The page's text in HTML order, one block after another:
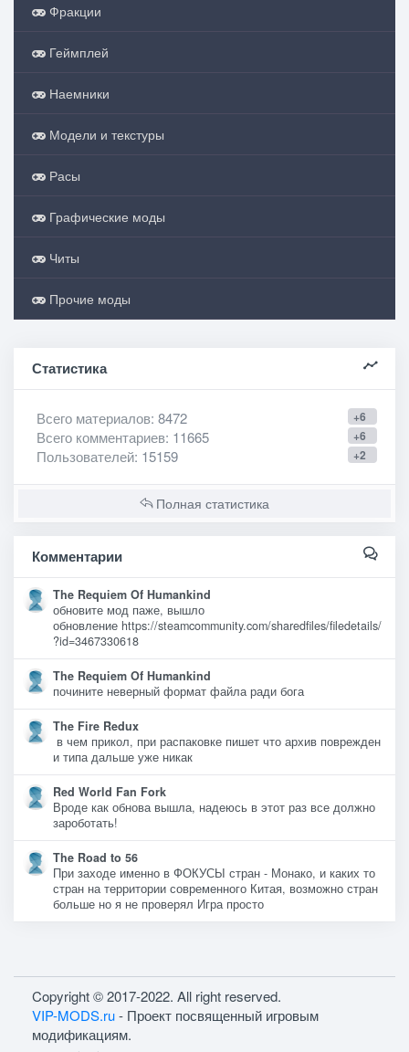
Фракции
Геймплей
Наемники
Модели и текстуры
Расы
Графические моды
Читы
Прочие моды
Статистика
+6
Всего материалов: 8472
+6
Всего комментариев: 11665
+2
Пользователей: 15159
Полная статистика
Комментарии
The Requiem Of Humankind
обновите мод паже, вышло
обновление https://steamcommunity.com/sharedfiles/filedetails/
?id=3467330618
The Requiem Of Humankind
почините неверный формат файла ради бога
The Fire Redux
в чем прикол, при распаковке пишет что архив поврежден
и типа дальше уже никак
Red World Fan Fork
Вроде как обнова вышла, надеюсь в этот раз все должно
зароботать!
The Road to 56
При заходе именно в ФОКУСЫ стран - Монако, и каких то
стран на территории современного Китая, возможно стран
больше но я не проверял Игра просто
Copyright © 2017-2022. All right reserved.
VIP-MODS.ru- Проект посвященный игровым
модификациям.